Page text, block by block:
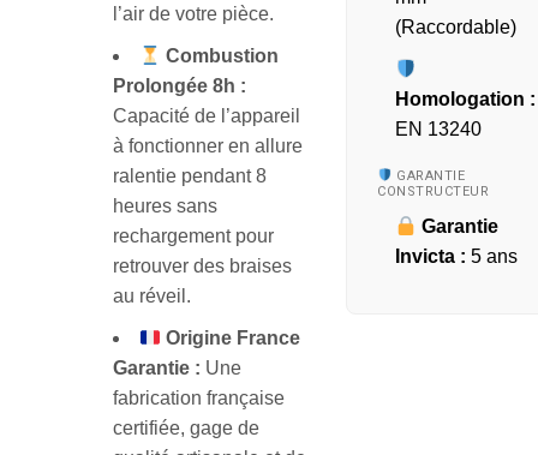
l’air de votre pièce.
Combustion
Prolongée 8h :
Capacité de l’appareil
à fonctionner en allure
ralentie pendant 8
heures sans
rechargement pour
retrouver des braises
au réveil.
Origine France
Garantie : Une
fabrication française
certifiée, gage de
(Raccordable)
Homologation :
EN 13240
GARANTIE
CONSTRUCTEUR
Garantie
Invicta : 5 ans